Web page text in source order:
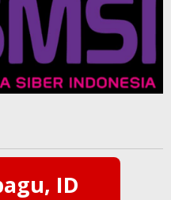
ID